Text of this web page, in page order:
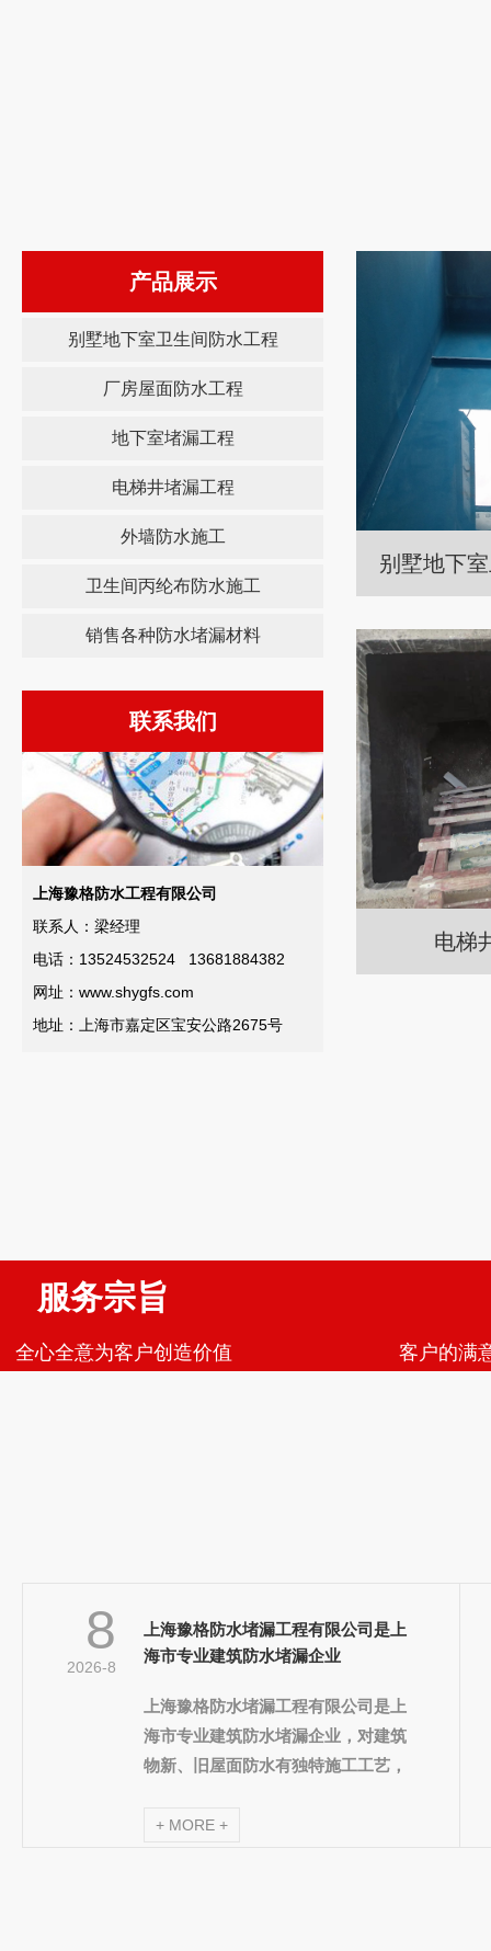
产品展示
别墅地下室卫生间防水工程
厂房屋面防水工程
地下室堵漏工程
电梯井堵漏工程
外墙防水施工
卫生间丙纶布防水施工
销售各种防水堵漏材料
联系我们
上海豫格防水工程有限公司
联系人：梁经理
电话：13524532524 13681884382
网址：www.shygfs.com
地址：上海市嘉定区宝安公路2675号
别墅地下
电梯
服务宗旨 服
全心全意为客户创造价值 客户的
8
2026-8
上海豫格防水堵漏工程有限公司是上
海市专业建筑防水堵漏企业
上海豫格防水堵漏工程有限公司是上
海市专业建筑防水堵漏企业，对建筑
物新、旧屋面防水有独特施工工艺，
的修补及防水防潮工程。
+ MORE +